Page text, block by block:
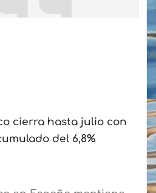
cierra hasta julio con
del 6,8%